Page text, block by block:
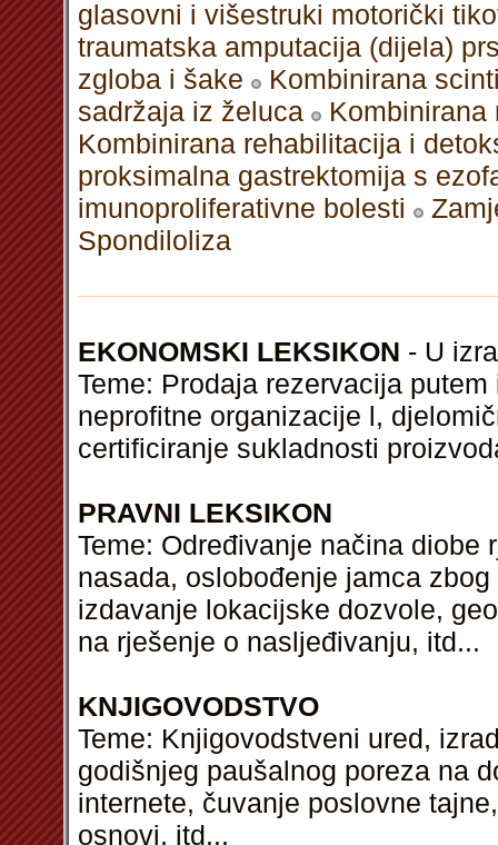
glasovni i višestruki motorički
traumatska amputacija (dijela)
zgloba i šake
Kombinirana
sadržaja iz želuca
Kombinirana rehabilitacija i
proksimalna gastrektomija s
imunoproliferativne bolesti
Spondiloliza
EKONOMSKI LEKSIKON - U
Teme: Prodaja rezervacija
neprofitne organizacije l,
certificiranje sukladnosti
PRAVNI LEKSIKON
Teme: Određivanje načina
nasada, oslobođenje jamca
izdavanje lokacijske dozvole,
na rješenje o nasljeđivanju, itd...
KNJIGOVODSTVO
Teme: Knjigovodstveni ured,
godišnjeg paušalnog poreza na
internete, čuvanje poslovne
osnovi, itd...